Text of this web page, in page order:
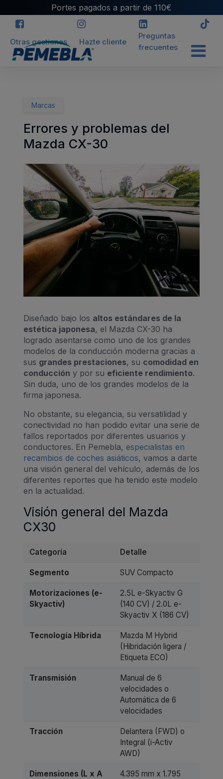
Portes pagados a partir de 110€
Otras gestiones Hazte cliente
Preguntas
frecuentes
INICIO>BLOG>ERRORES Y PROBLEMAS DEL MAZDA CX-30
Marcas
Errores y problemas del
Mazda CX-30
Diseñado bajo los altos estándares de la
estética japonesa, el Mazda CX-30 ha
logrado asentarse como uno de los grandes
modelos de la conducción moderna gracias a
sus grandes prestaciones, su comodidad en
conducción y por su eficiente rendimiento.
Sin duda, uno de los grandes modelos de la
firma japonesa.
No obstante, su elegancia, su versatilidad y
conectividad no han podido evitar una serie de
fallos reportados por diferentes usuarios y
conductores. En Pemebla, especialistas en
recambios de coches asiáticos, vamos a darte
una visión general del vehículo, además de los
diferentes reportes que ha tenido este modelo
en la actualidad.
Visión general del Mazda
CX30
Categoría Detalle
Segmento SUV Compacto
Motorizaciones (e-
Skyactiv)
2.5L e-Skyactiv G
(140 CV) / 2.0L e-
Skyactiv X (186 CV)
Tecnología Híbrida
Mazda M Hybrid
(Hibridación ligera /
Etiqueta ECO)
Transmisión
Manual de 6
velocidades o
Automática de 6
velocidades
Tracción
Delantera (FWD) o
Integral (i-Activ
AWD)
Dimensiones (L x A
4.395 mm x 1.795